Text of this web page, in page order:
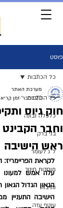
פוסט
כל הכתבות
כלכלה נבונה
בני ברק
ל"ג לעומר
מוסדות חינוך
נתיבות
עוטף עזה
כל הכתבות
חוק גיוס
וחבר
ראש הישיבה
מערכת האתר
20 בפבר׳
זמן קריאה 1